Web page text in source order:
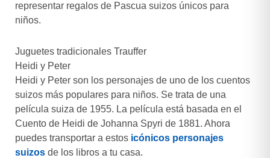
representar regalos de Pascua suizos únicos para
niños.
Juguetes tradicionales Trauffer
Heidi y Peter
Heidi y Peter son los personajes de uno de los cuentos
suizos más populares para niños. Se trata de una
película suiza de 1955. La película está basada en el
Cuento de Heidi de Johanna Spyri de 1881. Ahora
puedes transportar a estos icónicos personajes
suizos de los libros a tu casa.